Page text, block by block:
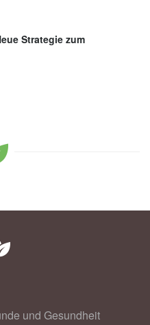
Strategie zum
und Gesundheit